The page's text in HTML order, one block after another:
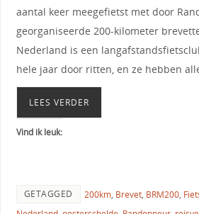
aantal keer meegefietst met door
georganiseerde 200-kilometer
Nederland is een
hele jaar door ritten, en ze hebben
LEES VERDER
Vind ik leuk:
GETAGGED 200km, Brevet, BRM200,